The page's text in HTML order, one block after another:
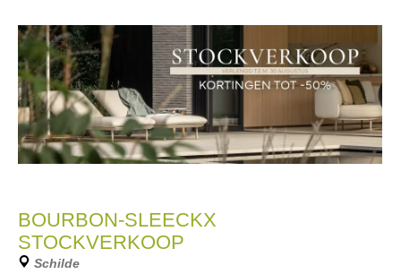
BOURBON-SLEECKX
STOCKVERKOOP
Schilde